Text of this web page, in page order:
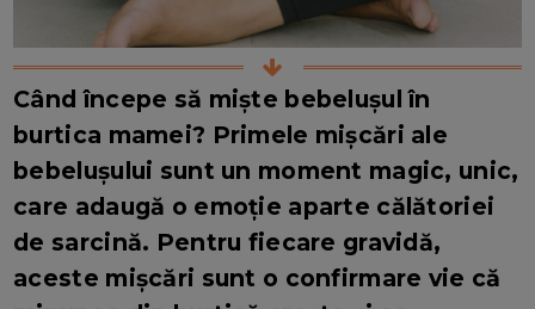
Când începe să miște bebelușul în
burtica mamei? Primele mișcări ale
bebelușului sunt un moment magic, unic,
care adaugă o emoție aparte călătoriei
de sarcină. Pentru fiecare gravidă,
aceste mișcări sunt o confirmare vie că